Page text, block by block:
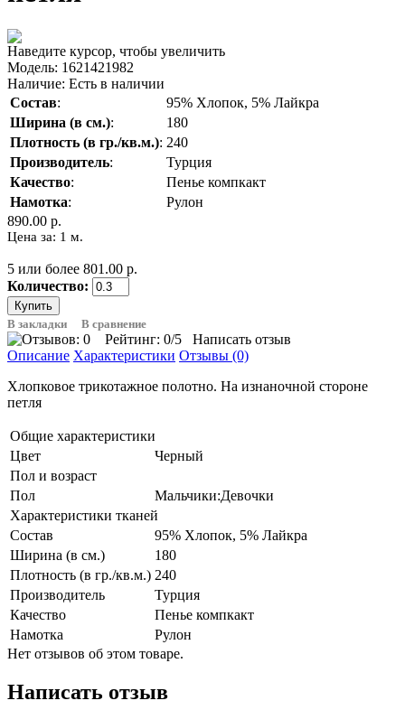
Наведите курсор, чтобы увеличить
Модель: 1621421982
Наличие: Есть в наличии
Состав:
95% Хлопок, 5% Лайкра
Ширина (в см.):
180
Плотность (в гр./кв.м.): 240
Производитель:
Турция
Качество:
Пенье компкакт
Намотка:
Рулон
890.00 р.
Цена за: 1 м.
5 или более 801.00 р.
Количество:
В закладки В сравнение
Рейтинг: 0/5
Написать отзыв
Описание Характеристики Отзывы (0)
Хлопковое трикотажное полотно. На изнаночной стороне
петля
Общие характеристики
Цвет
Черный
Пол и возраст
Пол
Мальчики:Девочки
Характеристики тканей
Состав
95% Хлопок, 5% Лайкра
Ширина (в см.)
180
Плотность (в гр./кв.м.) 240
Производитель
Турция
Качество
Пенье компкакт
Намотка
Рулон
Нет отзывов об этом товаре.
Написать отзыв